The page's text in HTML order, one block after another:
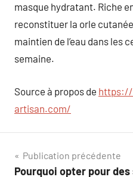
masque hydratant. Riche
reconstituer la orle
maintien de l’eau dans les
semaine.
Source à propos de
artisan.com/
Navigation
Publication précédente
Pourquoi opter pour